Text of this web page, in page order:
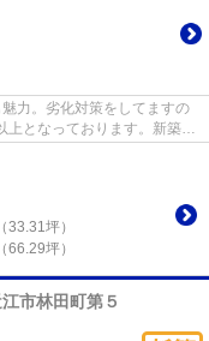
力。劣化対策をしてますの
上となっております。新築戸
33.31坪）
66.29坪）
市林田町第５